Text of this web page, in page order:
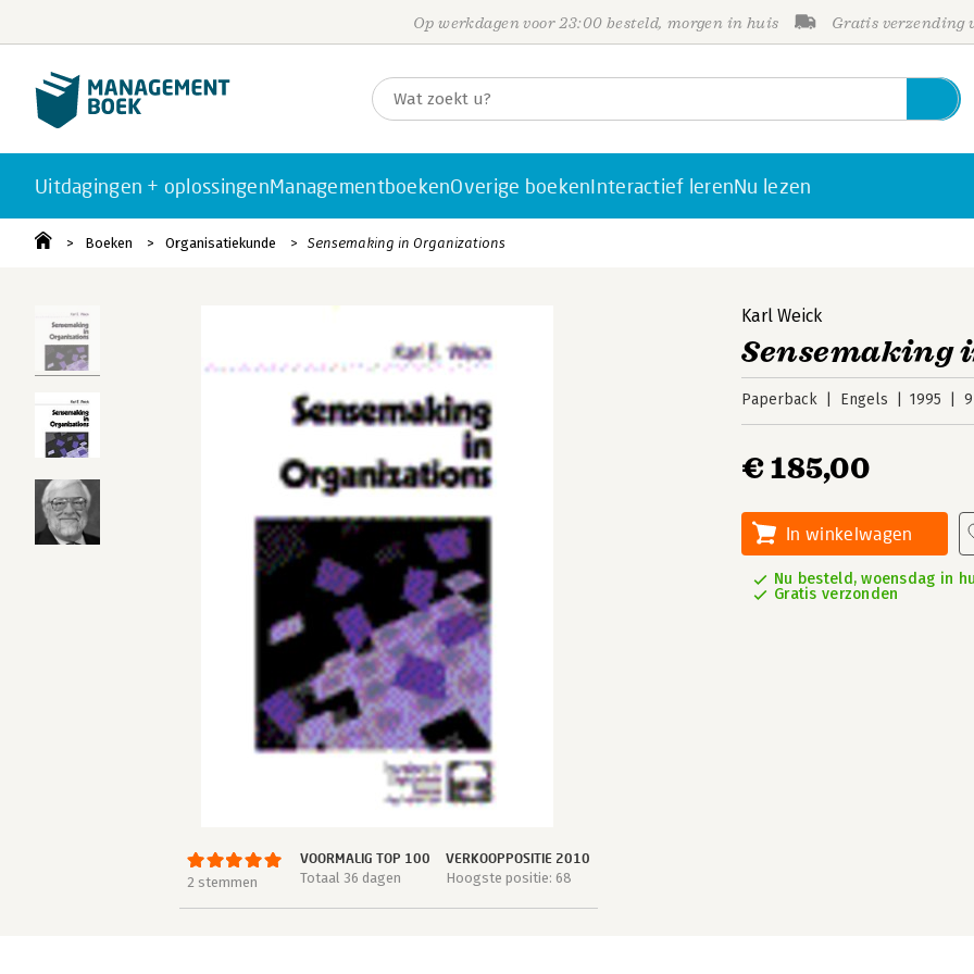
Op werkdagen voor 23:00 besteld, morgen in huis Gratis verzending
Uitdagingen + oplossingenManagementboekenOverige boekenInteractief lerenNu lezen
Boeken Organisatiekunde Sensemaking in Organizations
2 stemmen
VOORMALIG TOP 100
Totaal 36 dagen
VERKOOPPOSITIE 2010
Hoogste positie: 68
Karl Weick
Sensemaking
Paperback Engels 1995
€ 185,00
In winkelwagen
Nu besteld, woensdag in
Gratis verzonden